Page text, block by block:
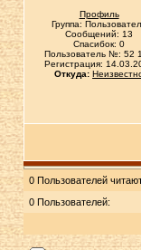
Профиль
Группа:
Сообщений: 13
Спасибок: 0
Пользователь №: 52
Регистрация:
Откуда:
0 Пользователей
0 Пользователей: